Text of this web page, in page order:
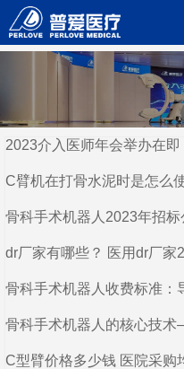
2023介入医师年会举办在
C臂机在打骨水泥时是怎么
骨科手术机器人2023年招标
dr厂家有哪些？ 医用dr厂家
骨科手术机器人收费标准：
骨科手术机器人的核心技
C型臂价格多少钱 医院采购